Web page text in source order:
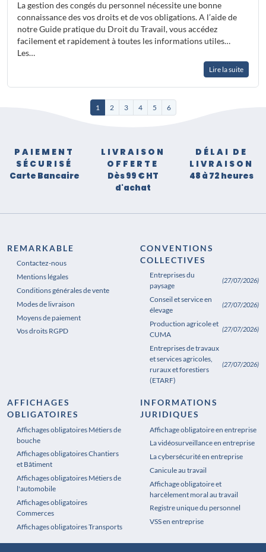
La gestion des congés du personnel nécessite une bonne
connaissance des vos droits et de vos obligations. A l’aide de
notre Guide pratique du Droit du Travail, vous accédez
facilement et rapidement à toutes les informations utiles…
Les…
Lire la suite
1 2 3 4 5 6
PAIEMENT
SÉCURISÉ
Carte Bancaire
LIVRAISON
OFFERTE
Dès 99 € HT
d'achat
DÉLAI DE
LIVRAISON
48 à 72 heures
REMARKABLE
Contactez-nous
Mentions légales
Conditions générales de vente
Modes de livraison
Moyens de paiement
Vos droits RGPD
CONVENTIONS
COLLECTIVES
Entreprises du
paysage
(27/07/2026)
Conseil et service en
élevage
(27/07/2026)
Production agricole et
CUMA
(27/07/2026)
Entreprises de travaux
et services agricoles,
ruraux et forestiers
(ETARF)
(27/07/2026)
AFFICHAGES
OBLIGATOIRES
Affichages obligatoires Métiers de
bouche
Affichages obligatoires Chantiers
et Bâtiment
Affichages obligatoires Métiers de
l'automobile
Affichages obligatoires
Commerces
Affichages obligatoires Transports
Affichages obligatoires Pharmacie
INFORMATIONS
JURIDIQUES
Affichage obligatoire en entreprise
La vidéosurveillance en entreprise
La cybersécurité en entreprise
Canicule au travail
Affichage obligatoire et
harcèlement moral au travail
Registre unique du personnel
VSS en entreprise